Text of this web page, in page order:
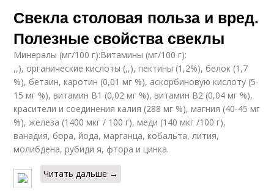
Свекла столовая польза и вред.
Полезные свойства свеклы
Минералы (мг/100 г):Витамины (мг/100 г):
,,), органические кислоты (,,), пектины (1,2%), белок (1,7
%), бетаин, каротин (0,01 мг %), аскорбиновую кислоту (5-
15 мг %), витамин В1 (0,02 мг %), витамин В2 (0,04 мг %),
красители и соединения калия (288 мг %), магния (40-45 мг
%), железа (1400 мкг / 100 г), меди (140 мкг /100 г),
ванадия, бора, йода, марганца, кобальта, лития,
молибдена, рубиди я, фтора и цинка.
Читать дальше →